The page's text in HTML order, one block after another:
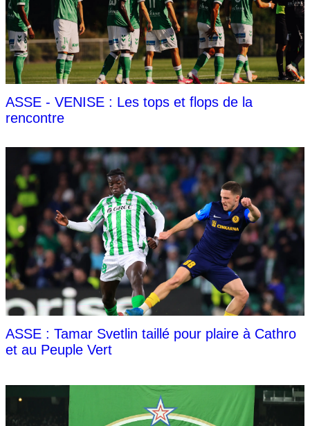
ASSE - VENISE : Les tops et flops de la
rencontre
ASSE : Tamar Svetlin taillé pour plaire à Cathro
et au Peuple Vert